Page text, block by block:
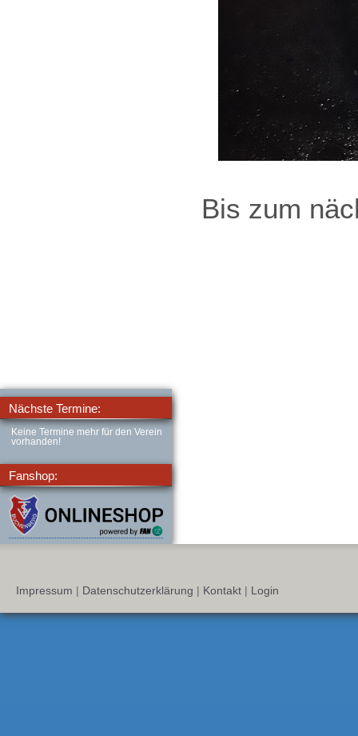
Bis zum
Nächste Termine:
Keine Termine mehr für den Verein
vorhanden!
Fanshop:
Impressum | Datenschutzerklärung | Kontakt | Login